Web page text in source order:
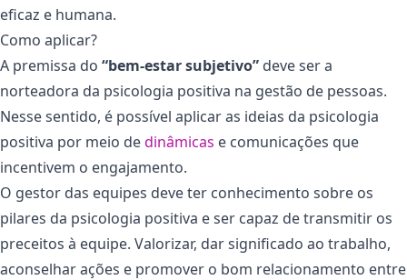
eficaz e humana.
Como aplicar?
A premissa do “bem-estar subjetivo” deve ser a
norteadora da psicologia positiva na gestão de pessoas.
Nesse sentido, é possível aplicar as ideias da psicologia
positiva por meio dedinâmicas e comunicações que
incentivem o engajamento.
O gestor das equipes deve ter conhecimento sobre os
pilares da psicologia positiva e ser capaz de transmitir os
preceitos à equipe. Valorizar, dar significado ao trabalho,
aconselhar ações e promover o bom relacionamento entre